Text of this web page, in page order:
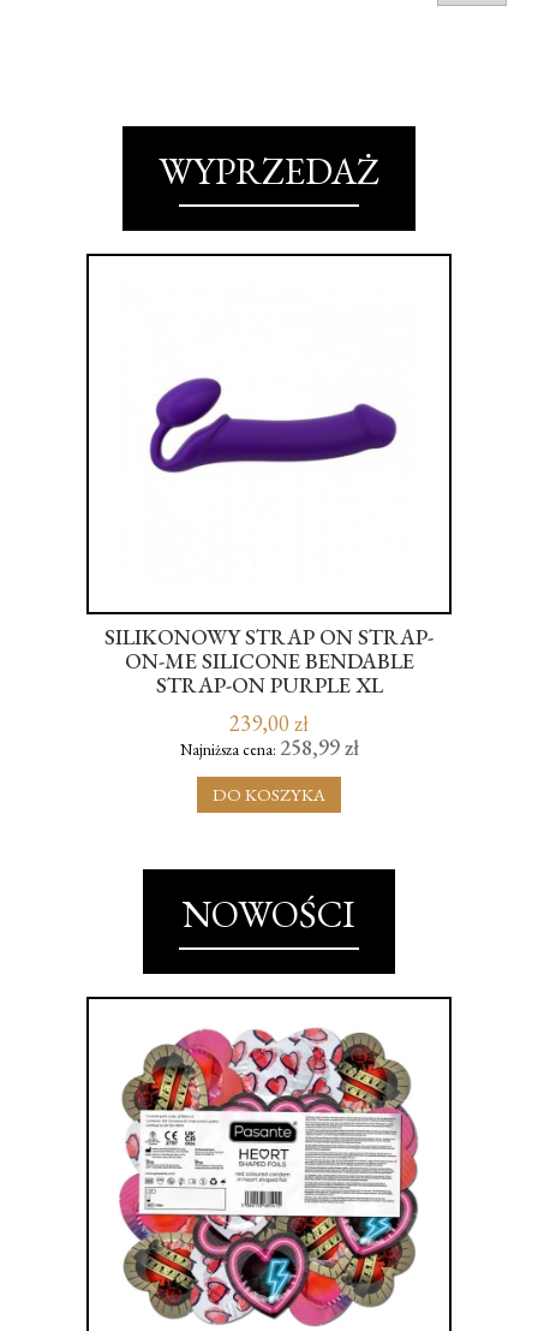
WYPRZEDAŻ
SILIKONOWY STRAP ON STRAP-
ON-ME SILICONE BENDABLE
STRAP-ON PURPLE XL
239,00 zł
Najniższa cena: 258,99 zł
DO KOSZYKA
NOWOŚCI